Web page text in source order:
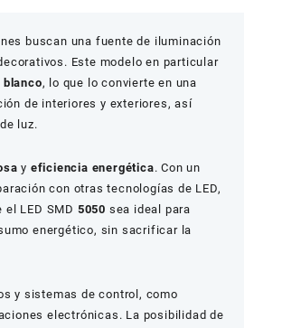
buscan una fuente de iluminación
Este modelo en particular
blanco, lo que lo convierte en una
de interiores y exteriores, así
luz.
y eficiencia energética. Con un
con otras tecnologías de LED,
LED SMD 5050 sea ideal para
energético, sin sacrificar la
y sistemas de control, como
electrónicas. La posibilidad de